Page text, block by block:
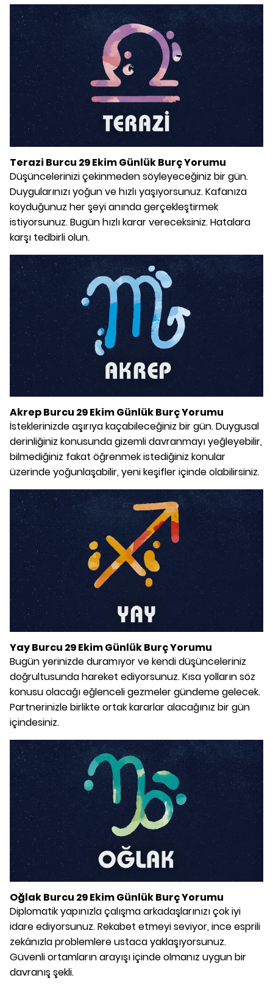
Terazi Burcu 29 Ekim Günlük Burç Yorumu
Düşüncelerinizi çekinmeden söyleyeceğiniz bir gün.
Duygularınızı yoğun ve hızlı yaşıyorsunuz. Kafanıza
koyduğunuz her şeyi anında gerçekleştirmek
istiyorsunuz. Bugün hızlı karar vereceksiniz. Hatalara
karşı tedbirli olun.
Akrep Burcu 29 Ekim Günlük Burç Yorumu
İsteklerinizde aşırıya kaçabileceğiniz bir gün. Duygusal
derinliğiniz konusunda gizemli davranmayı yeğleyebilir,
bilmediğiniz fakat öğrenmek istediğiniz konular
üzerinde yoğunlaşabilir, yeni keşifler içinde olabilirsiniz.
Yay Burcu 29 Ekim Günlük Burç Yorumu
Bugün yerinizde duramıyor ve kendi düşünceleriniz
doğrultusunda hareket ediyorsunuz. Kısa yolların söz
konusu olacağı eğlenceli gezmeler gündeme gelecek.
Partnerinizle birlikte ortak kararlar alacağınız bir gün
içindesiniz.
Oğlak Burcu 29 Ekim Günlük Burç Yorumu
Diplomatik yapınızla çalışma arkadaşlarınızı çok iyi
idare ediyorsunuz. Rekabet etmeyi seviyor, ince esprili
zekânızla problemlere ustaca yaklaşıyorsunuz.
Güvenli ortamların arayışı içinde olmanız uygun bir
davranış şekli.